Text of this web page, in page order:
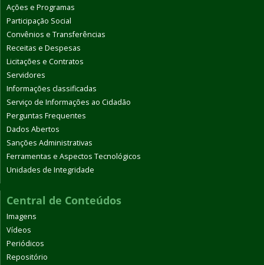
Ações e Programas
Participação Social
Convênios e Transferências
Receitas e Despesas
Licitações e Contratos
Servidores
Informações classificadas
Serviço de Informações ao Cidadão
Perguntas Frequentes
Dados Abertos
Sanções Administrativas
Ferramentas e Aspectos Tecnológicos
Unidades de Integridade
Central de Conteúdos
Imagens
Vídeos
Periódicos
Repositório